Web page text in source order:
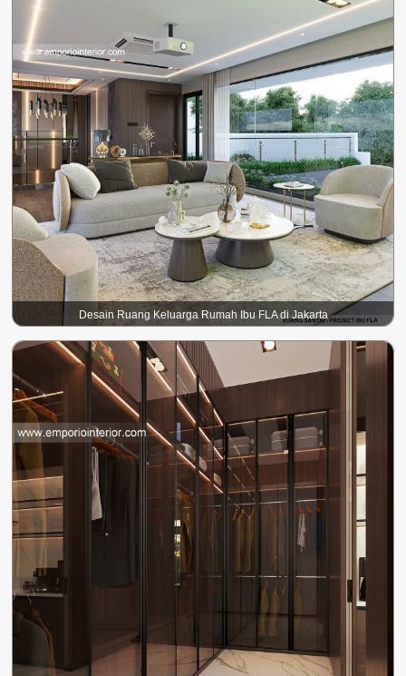
Desain Ruang Keluarga Rumah Ibu FLA di Jakarta